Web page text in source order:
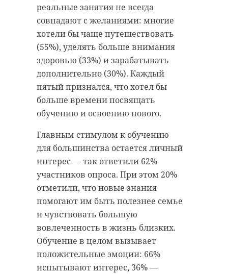
реальные занятия не всегда
совпадают с желаниями: многие
хотели бы чаще путешествовать
(55%), уделять больше внимания
здоровью (33%) и зарабатывать
дополнительно (30%). Каждый
пятый признался, что хотел бы
больше времени посвящать
обучению и освоению нового.
Главным стимулом к обучению
для большинства остается личный
интерес — так ответили 62%
участников опроса. При этом 20%
отметили, что новые знания
помогают им быть полезнее семье
и чувствовать большую
вовлеченность в жизнь близких.
Обучение в целом вызывает
положительные эмоции: 66%
испытывают интерес, 36% —